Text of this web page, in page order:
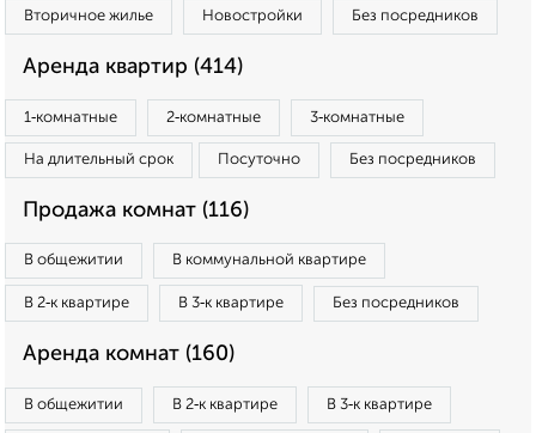
Вторичное жилье Новостройки Без посредников
Аренда квартир (414)
1‑комнатные 2‑комнатные 3‑комнатные
На длительный срок Посуточно Без посредников
Продажа комнат (116)
В общежитии В коммунальной квартире
В 2‑к квартире В 3‑к квартире Без посредников
Аренда комнат (160)
В общежитии В 2‑к квартире В 3‑к квартире